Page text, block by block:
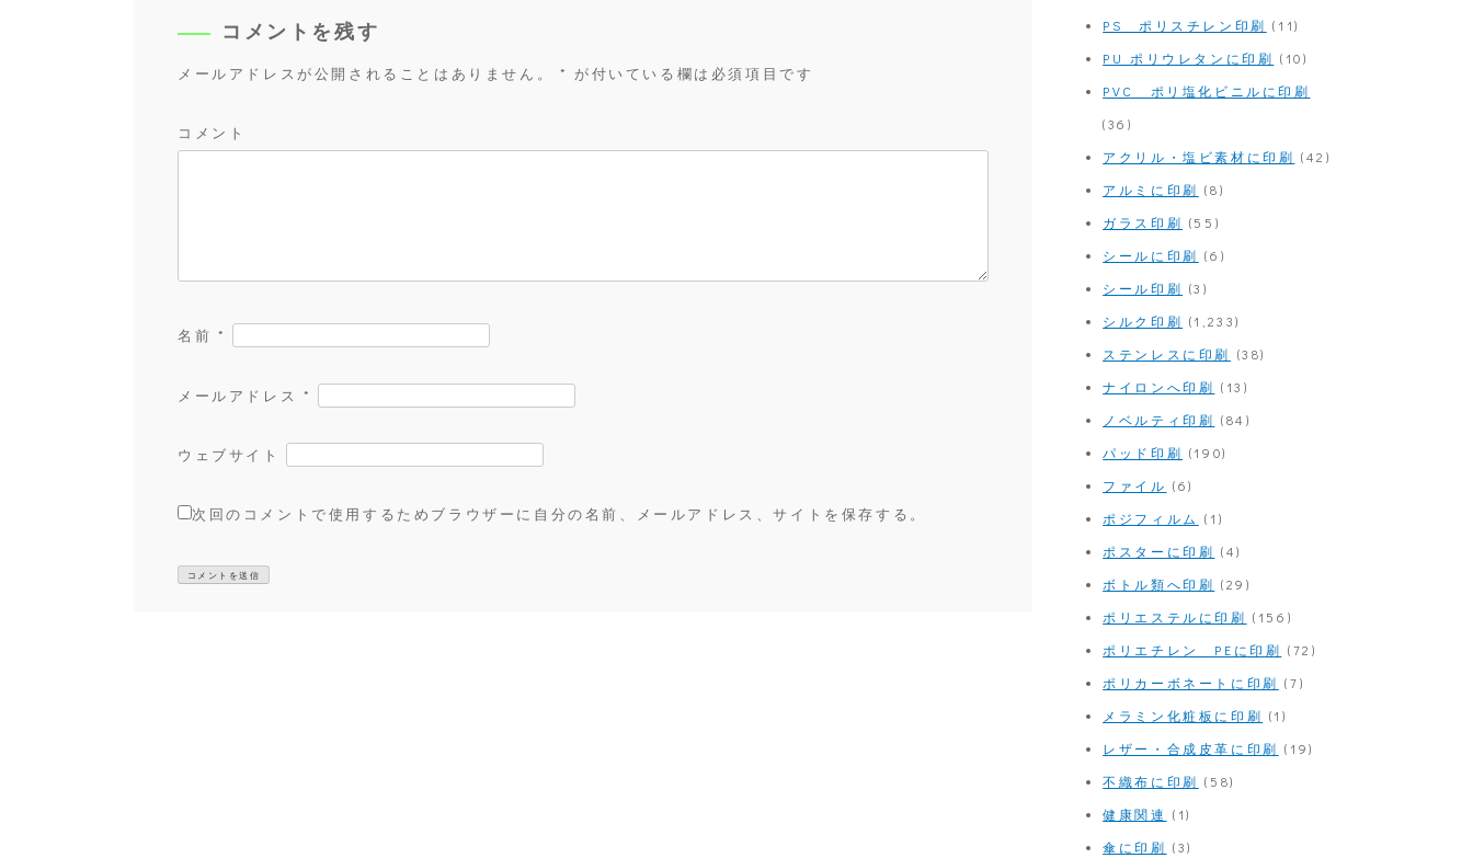
コメントを残す
メールアドレスが公開されることはありません。 * が付いている欄は必須項目です
コメント
名前 *
メールアドレス *
ウェブサイト
次回のコメントで使用するためブラウザーに自分の名前、メールアドレス、サイトを保存する。
PS ポリスチレン印刷 (11)
PU ポリウレタンに印刷 (10)
PVC ポリ塩化ビニルに印刷
(36)
アクリル・塩ビ素材に印刷 (42)
アルミに印刷 (8)
ガラス印刷 (55)
シールに印刷 (6)
シール印刷 (3)
シルク印刷 (1,233)
ステンレスに印刷 (38)
ナイロンへ印刷 (13)
ノベルティ印刷 (84)
パッド印刷 (190)
ファイル (6)
ポジフィルム (1)
ポスターに印刷 (4)
ボトル類へ印刷 (29)
ポリエステルに印刷 (156)
ポリエチレン PEに印刷 (72)
ポリカーボネートに印刷 (7)
メラミン化粧板に印刷 (1)
レザー・合成皮革に印刷 (19)
不織布に印刷 (58)
健康関連 (1)
傘に印刷 (3)